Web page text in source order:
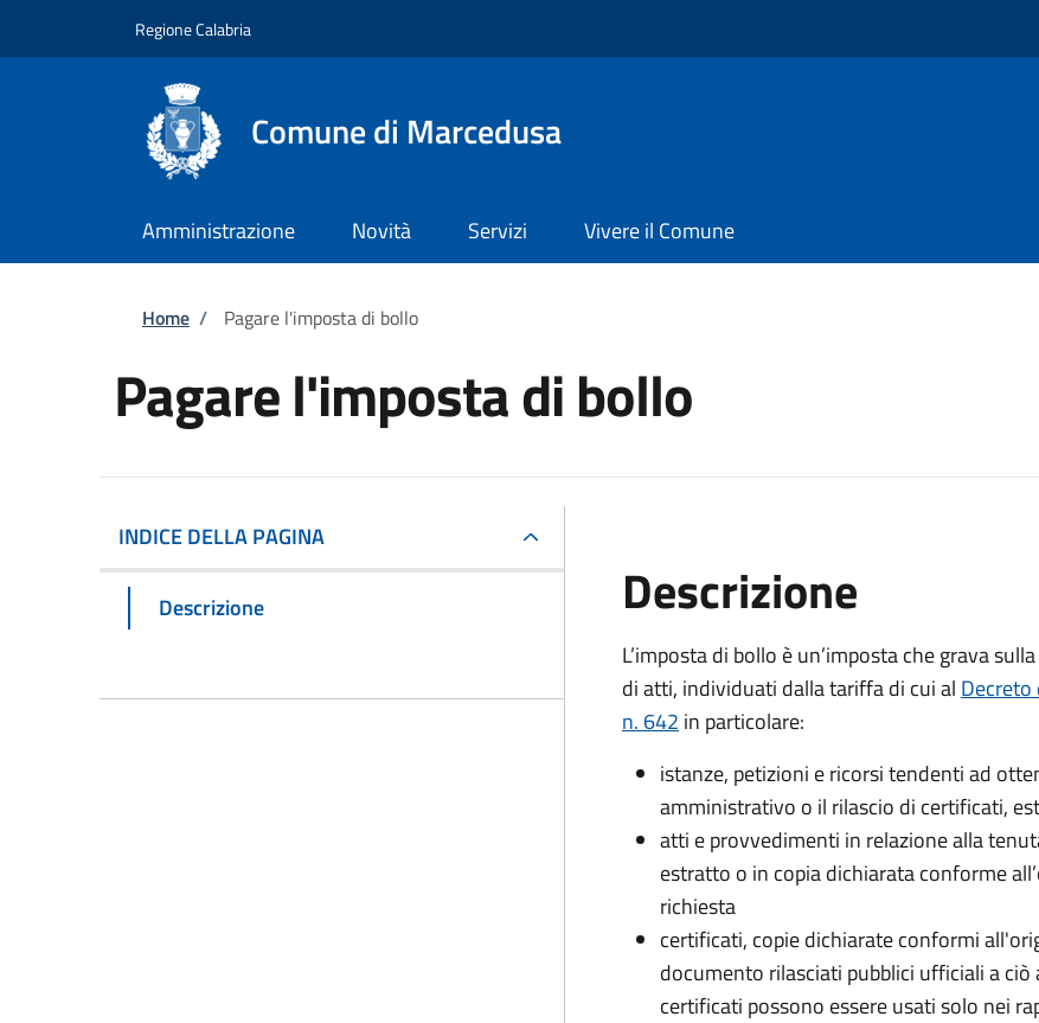
Regione Calabria
Comune di Marcedusa
Amministrazione Novità Servizi Vivere il Comune
Briciole di pane
Home / Pagare l'imposta di bollo
Pagare l'imposta di bollo
INDICE DELLA PAGINA
Descrizione Descrizione
L’imposta di bollo è un’imposta che grava
di atti, individuati dalla tariffa di cui al
n. 642 in particolare:
istanze, petizioni e ricorsi tendenti ad
amministrativo o il rilascio di certificati,
atti e provvedimenti in relazione alla
estratto o in copia dichiarata conforme
richiesta
certificati, copie dichiarate conformi
documento rilasciati pubblici ufficiali a
certificati possono essere usati solo nei